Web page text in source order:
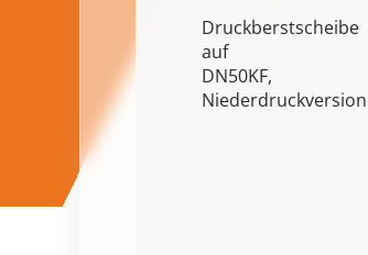
Druckberstscheibe
auf
DN50KF,